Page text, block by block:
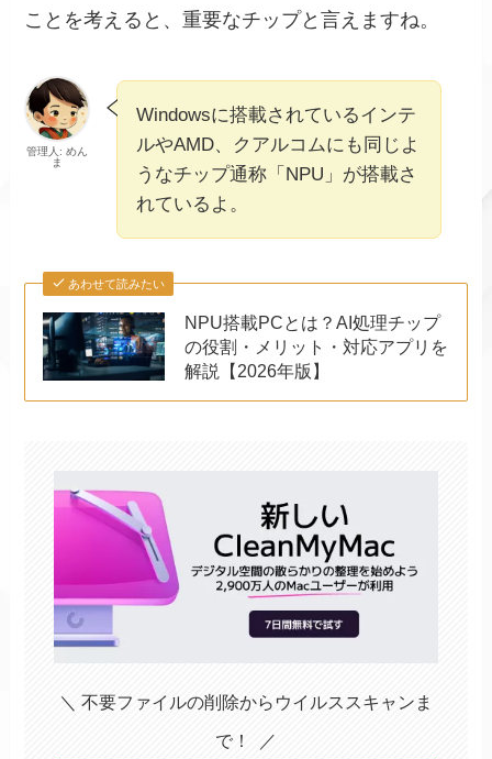
ことを考えると、重要なチップと言えますね。
管理人: めん
ま
Windowsに搭載されているインテ
ルやAMD、クアルコムにも同じよ
うなチップ通称「NPU」が搭載さ
れているよ。
あわせて読みたい
NPU搭載PCとは？AI処理チップ
の役割・メリット・対応アプリを
解説【2026年版】
＼ 不要ファイルの削除からウイルススキャンま
で！ ／